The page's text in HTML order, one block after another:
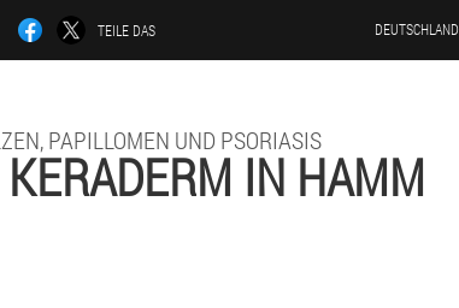
TEILE DAS DEUTSCHLAND
PAPILLOMEN UND PSORIASIS
IN HAMM